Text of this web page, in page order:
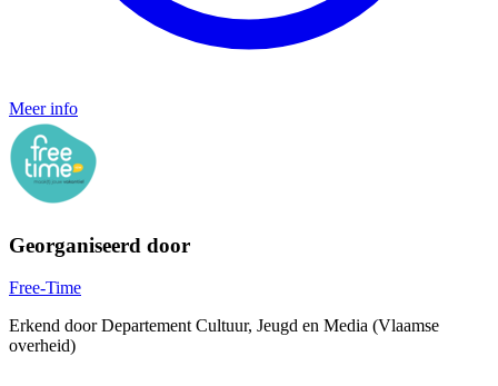
Meer info
Georganiseerd door
Free-Time
Erkend door Departement Cultuur, Jeugd en Media (Vlaamse
overheid)